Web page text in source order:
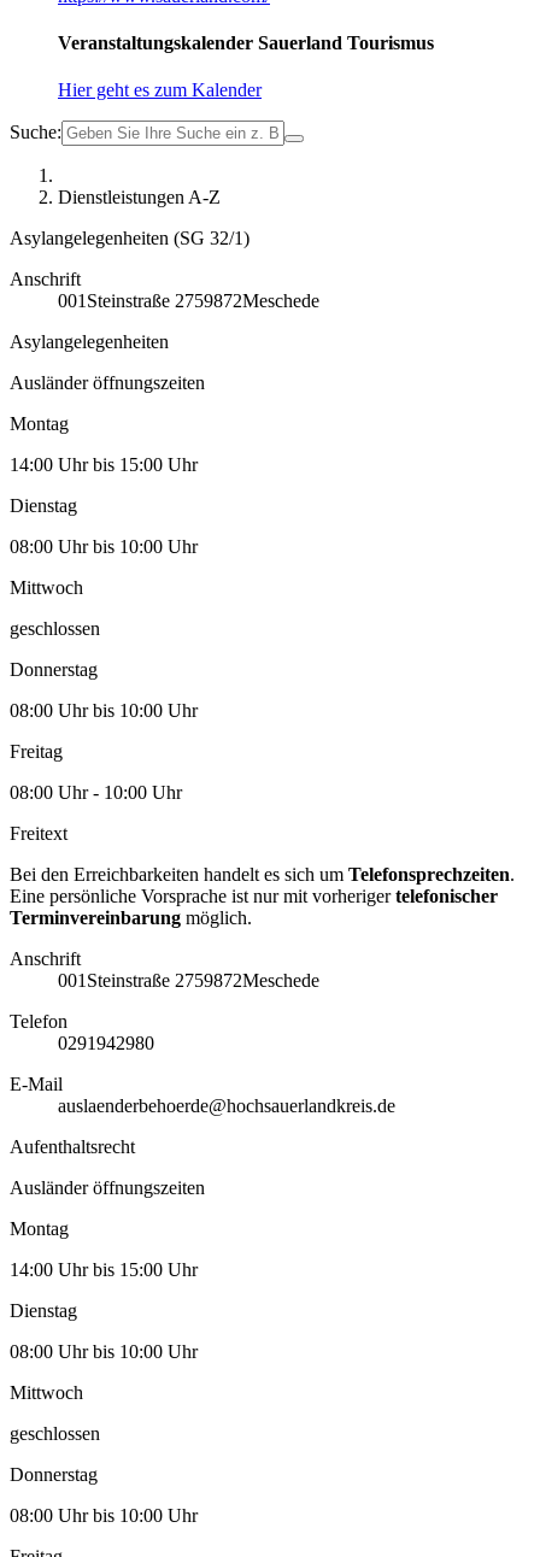
Veranstaltungskalender Sauerland Tourismus
Hier geht es zum Kalender
Suche:
Dienstleistungen A-Z
Asylangelegenheiten (SG 32/1)
Anschrift
001 Steinstraße 2759872Meschede
Asylangelegenheiten
Ausländer öffnungszeiten
Montag
14:00 Uhr bis 15:00 Uhr
Dienstag
08:00 Uhr bis 10:00 Uhr
Mittwoch
geschlossen
Donnerstag
08:00 Uhr bis 10:00 Uhr
Freitag
08:00 Uhr - 10:00 Uhr
Freitext
Bei den Erreichbarkeiten handelt es sich um Telefonsprechzeiten.
Eine persönliche Vorsprache ist nur mit vorherigertelefonischer
Terminvereinbarung möglich.
Anschrift
001 Steinstraße 2759872Meschede
Telefon
0291942980
E-Mail
auslaenderbehoerde@hochsauerlandkreis.de
Aufenthaltsrecht
Ausländer öffnungszeiten
Montag
14:00 Uhr bis 15:00 Uhr
Dienstag
08:00 Uhr bis 10:00 Uhr
Mittwoch
geschlossen
Donnerstag
08:00 Uhr bis 10:00 Uhr